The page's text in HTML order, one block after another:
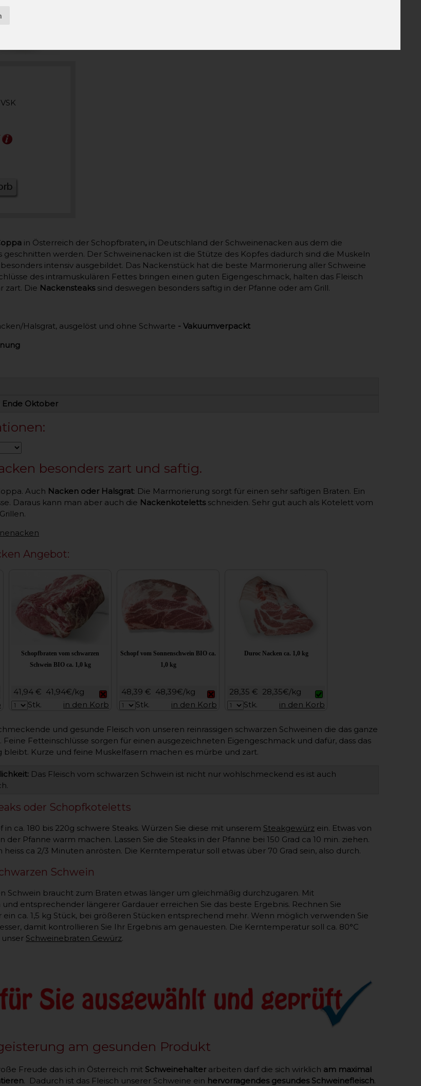
in Österreich der Schopfbraten, in Deutschland der Schweinenacken aus dem die
werden. Der Schweinenacken ist die Stütze des Kopfes dadurch sind die Muskeln
intensiv ausgebildet. Das Nackenstück hat die beste Marmorierung aller Schweine
des intramuskulären Fettes bringen einen guten Eigengeschmack, halten das Fleisch
zart. Die Nackensteaks sind deswegen besonders saftig in der Pfanne oder am Grill.
Halsgrat, ausgelöst und ohne Schwarte - Vakuumverpackt
Ende Oktober
besonders zart und saftig.
Auch Nacken oder Halsgrat: Die Marmorierung sorgt für einen sehr saftigen Braten. Ein
Daraus kann man aber auch die Nackenkotelettsschneiden. Sehr gut auch als Kotelett vom
Angebot:
Schopfbraten vom schwarzen
Schwein BIO ca. 1,0 kg
41,94 € 41,94€/kg
Stk.
in den Korb
Schopf vom Sonnenschwein BIO ca.
1,0 kg
48,39 € 48,39€/kg
Stk.
in den Korb
Duroc Nacken ca. 1,0 kg
28,35 € 28,35€/kg
Stk.
in den Korb
und gesunde Fleisch von unseren reinrassigen schwarzen Schweinen die das ganze
Fetteinschlüsse sorgen für einen ausgezeichneten Eigengeschmack und dafür, dass das
bleibt. Kurze und feine Muskelfasern machen es mürbe und zart.
Das Fleisch vom schwarzen Schwein ist nicht nur wohlschmeckend es ist auch
oder Schopfkoteletts
in ca. 180 bis 220g schwere Steaks. Würzen Sie diese mit unserem Steakgewürz ein. Etwas von
der Pfanne warm machen. Lassen Sie die Steaks in der Pfanne bei 150 Grad ca 10 min. ziehen.
heiss ca 2/3 Minuten anrösten. Die Kerntemperatur soll etwas über 70 Grad sein, also durch.
Schwein
Schwein braucht zum Braten etwas länger um gleichmäßig durchzugaren. Mit
entsprechender längerer Gardauer erreichen Sie das beste Ergebnis. Rechnen Sie
ein ca. 1,5 kg Stück, bei größeren Stücken entsprechend mehr. Wenn möglich verwenden Sie
damit kontrollieren Sie Ihr Ergebnis am genauesten. Die Kerntemperatur soll ca. 80°C
Schweinebraten Gewürz.
am gesunden Produkt
Freude das ich in Österreich mit Schweinehalterarbeiten darf die sich wirklich am maximal
. Dadurch ist das Fleisch unserer Schweine ein hervorragendes gesundes Schweinefleisch.